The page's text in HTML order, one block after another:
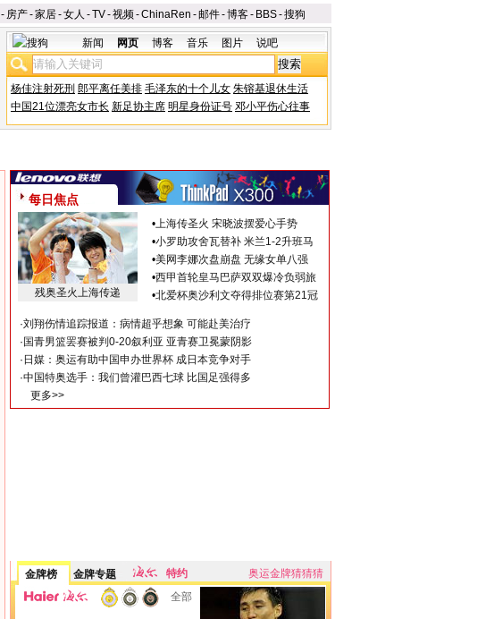
- 房产-家居-女人 -TV-视频-ChinaRen -邮件-博客- BBS-搜狗
新闻 网页 博客 音乐 图片 说吧
杨佳注射死刑 郎平离任美排 毛泽东的十个儿女 朱镕基退休生活
中国21位漂亮女市长 新足协主席 明星身份证号 邓小平伤心往事
每日焦点
残奥圣火上海传递
•上海传圣火 宋晓波摆爱心手势
•小罗助攻舍瓦替补 米兰1-2升班马
•美网李娜次盘崩盘 无缘女单八强
•西甲首轮皇马巴萨双双爆冷负弱旅
•北爱杯奥沙利文夺得排位赛第21冠
·刘翔伤情追踪报道：病情超乎想象 可能赴美治疗
· 国青男篮罢赛被判0-20叙利亚 亚青赛卫冕蒙阴影
· 日媒：奥运有助中国申办世界杯 成日本竞争对手
·中国特奥选手：我们曾灌巴西七球 比国足强得多
更多>>
金牌榜 金牌专题 特约
奥运金牌猜猜猜
全部